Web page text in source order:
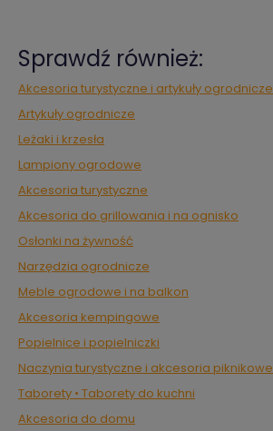
Sprawdź również:
Akcesoria turystyczne i artykuły ogrodnicze
Artykuły ogrodnicze
Leżaki i krzesła
Lampiony ogrodowe
Akcesoria turystyczne
Akcesoria do grillowania i na ognisko
Osłonki na żywność
Narzędzia ogrodnicze
Meble ogrodowe i na balkon
Akcesoria kempingowe
Popielnice i popielniczki
Naczynia turystyczne i akcesoria piknikowe
Taborety • Taborety do kuchni
Akcesoria do domu